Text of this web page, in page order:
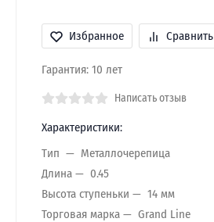
Избранное Сравнить
Гарантия: 10 лет
Написать отзыв
Характеристики:
Тип
Металлочерепица
Длина
0.45
Высота ступеньки
14 мм
Торговая марка
Grand Line